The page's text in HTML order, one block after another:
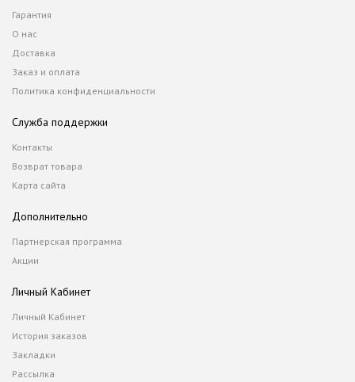
Гарантия
О нас
Доставка
Заказ и оплата
Политика конфиденциальности
Служба поддержки
Контакты
Возврат товара
Карта сайта
Дополнительно
Партнерская программа
Акции
Личный Кабинет
Личный Кабинет
История заказов
Закладки
Рассылка